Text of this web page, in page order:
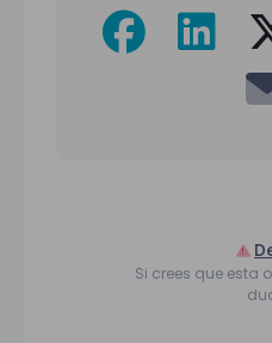
Si crees que esta